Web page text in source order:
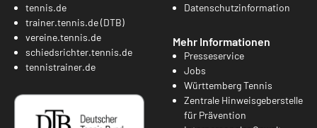
tennis.de
trainer.tennis.de (DTB)
vereine.tennis.de
schiedsrichter.tennis.de
tennistrainer.de
Datenschutzinformation
Mehr Informationen
Presseservice
Jobs
Württemberg Tennis
Zentrale Hinweisgeberstelle
für Prävention